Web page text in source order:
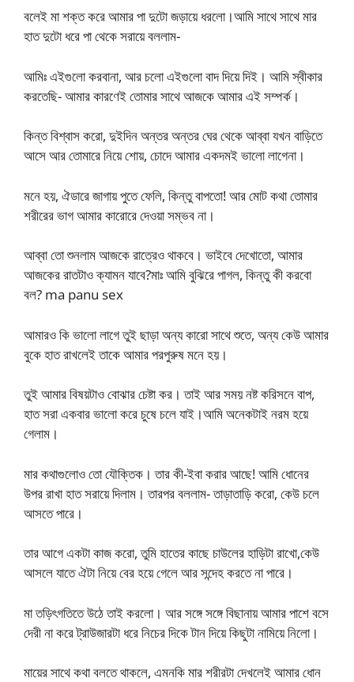
বলেই মা শক্ত করে আমার পা দুটো জড়ায়ে ধরলো।আমি সাথে সাথে মার
হাত দুটো ধরে পা থেকে সরায়ে বললাম-
আমিঃ এইগুলো করবানা, আর চলো এইগুলো বাদ দিয়ে দিই। আমি স্বীকার
করতেছি- আমার কারণেই তোমার সাথে আজকে আমার এই সম্পর্ক।
কিন্ত বিশ্বাস করো, দুইদিন অন্তর অন্তর ঘের থেকে আব্বা যখন বাড়িতে
আসে আর তোমারে নিয়ে শোয়, চোদে আমার একদমই ভালো লাগেনা।
মনে হয়, ঐডারে জাগায় পুতে ফেলি, কিন্তু বাপতো! আর মোট কথা তোমার
শরীরের ভাগ আমার কারোরে দেওয়া সম্ভব না।
আব্বা তো শুনলাম আজকে রাত্রেও থাকবে। ভাইবে দেখোতো, আমার
আজকের রাতটাও ক্যামন যাবে?মাঃ আমি বুঝিরে পাগল, কিন্তু কী করবো
বল? ma panu sex
আমারও কি ভালো লাগে তুই ছাড়া অন্য কারো সাথে শুতে, অন্য কেউ আমার
বুকে হাত রাখলেই তাকে আমার পরপুরুষ মনে হয়।
তুই আমার বিষয়টাও বোঝার চেষ্টা কর। তাই আর সময় নষ্ট করিসনে বাপ,
হাত সরা একবার ভালো করে চুষে চলে যাই।আমি অনেকটাই নরম হয়ে
গেলাম।
মার কথাগুলোও তো যৌক্তিক। তার কী-ইবা করার আছে! আমি ধোনের
উপর রাখা হাত সরায়ে দিলাম। তারপর বললাম- তাড়াতাড়ি করো, কেউ চলে
আসতে পারে।
তার আগে একটা কাজ করো, তুমি হাতের কাছে চাউলের হাড়িটা রাখো,কেউ
আসলে যাতে ঐটা নিয়ে বের হয়ে গেলে আর সন্দেহ করতে না পারে।
মা তড়িৎগতিতে উঠে তাই করলো। আর সঙ্গে সঙ্গে বিছানায় আমার পাশে বসে
দেরী না করে ট্রাউজারটা ধরে নিচের দিকে টান দিয়ে কিছুটা নামিয়ে নিলো।
মায়ের সাথে কথা বলতে থাকলে, এমনকি মার শরীরটা দেখলেই আমার ধোন